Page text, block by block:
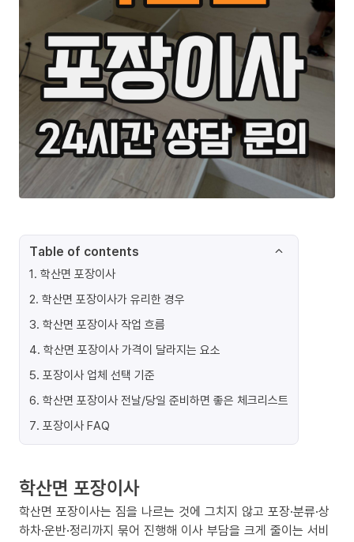
Table of contents
1. 학산면 포장이사
2. 학산면 포장이사가 유리한 경우
3. 학산면 포장이사 작업 흐름
4. 학산면 포장이사 가격이 달라지는 요소
5. 포장이사 업체 선택 기준
6. 학산면 포장이사 전날/당일 준비하면 좋은 체크리스트
7. 포장이사 FAQ
학산면 포장이사
학산면 포장이사는 짐을 나르는 것에 그치지 않고 포장·분류·상
하차·운반·정리까지 묶어 진행해 이사 부담을 크게 줄이는 서비